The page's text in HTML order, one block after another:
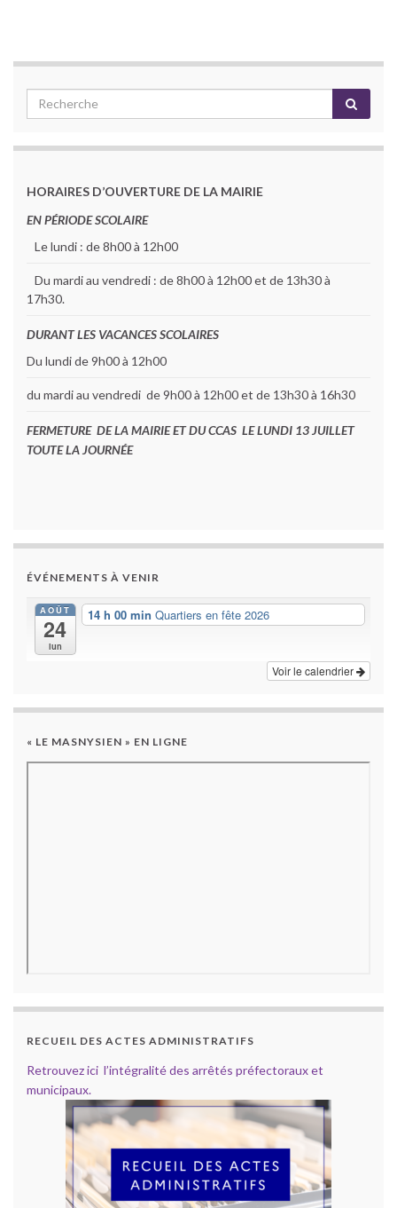
HORAIRES D’OUVERTURE DE LA MAIRIE
EN PÉRIODE SCOLAIRE
Le lundi : de 8h00 à 12h00
Du mardi au vendredi : de 8h00 à 12h00 et de 13h30 à
17h30.
DURANT LES VACANCES SCOLAIRES
Du lundi de 9h00 à 12h00
du mardi au vendredi de 9h00 à 12h00 et de 13h30 à 16h30
FERMETURE DE LA MAIRIE ET DU CCAS LE LUNDI 13 JUILLET
TOUTE LA JOURNÉE
ÉVÉNEMENTS À VENIR
AOÛT
24
lun
14 h 00 min Quartiers en fête 2026
Voir le calendrier
« LE MASNYSIEN » EN LIGNE
RECUEIL DES ACTES ADMINISTRATIFS
Retrouvez ici l’intégralité des arrêtés préfectoraux et
municipaux.